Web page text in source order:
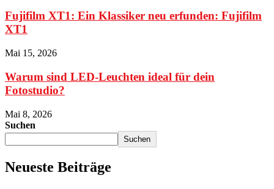
Fujifilm XT1: Ein Klassiker neu erfunden: Fujifilm
XT1
Mai 15, 2026
Warum sind LED-Leuchten ideal für dein
Fotostudio?
Mai 8, 2026
Suchen
Suchen
Neueste Beiträge